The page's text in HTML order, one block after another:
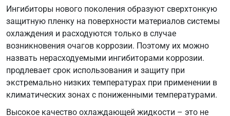
VW
G
013
A8J
VW
TL
774-
G
Ингибиторы нового поколения образуют сверхтонкую
защитную пленку на поверхности материалов системы
охлаждения и расходуются только в случае
возникновения очагов коррозии. Поэтому их можно
назвать нерасходуемыми ингибиторами коррозии.
продлевает срок использования и защиту при
экстремально низких температурах при применении в
климатических зонах с пониженными температурами.
Высокое качество охлаждающей жидкости – это не